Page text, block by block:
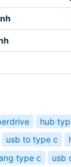
hub
usb to type c
type c
usb